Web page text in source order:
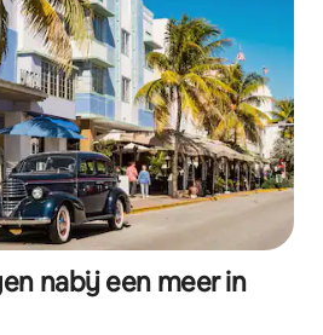
nabij een meer in